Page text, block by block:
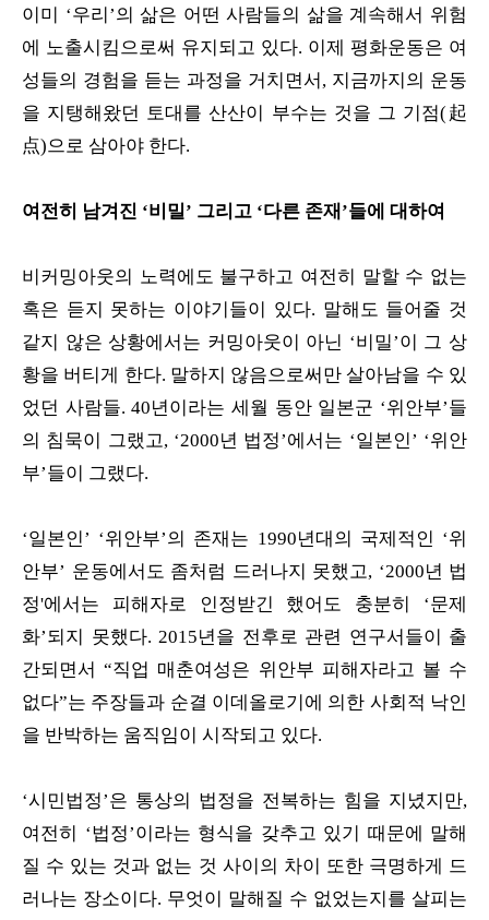
이미 ‘우리’의 삶은 어떤 사람들의 삶을 계속해서 위험
에 노출시킴으로써 유지되고 있다. 이제 평화운동은 여
성들의 경험을 듣는 과정을 거치면서, 지금까지의 운동
을 지탱해왔던 토대를 산산이 부수는 것을 그 기점(起
点)으로 삼아야 한다.
여전히 남겨진 ‘비밀’ 그리고 ‘다른 존재’들에 대하여
비커밍아웃의 노력에도 불구하고 여전히 말할 수 없는
혹은 듣지 못하는 이야기들이 있다. 말해도 들어줄 것
같지 않은 상황에서는 커밍아웃이 아닌 ‘비밀’이 그 상
황을 버티게 한다. 말하지 않음으로써만 살아남을 수 있
었던 사람들. 40년이라는 세월 동안 일본군 ‘위안부’들
의 침묵이 그랬고, ‘2000년 법정’에서는 ‘일본인’ ‘위안
부’들이 그랬다.
‘일본인’ ‘위안부’의 존재는 1990년대의 국제적인 ‘위
안부’ 운동에서도 좀처럼 드러나지 못했고, ‘2000년 법
정'에서는 피해자로 인정받긴 했어도 충분히 ‘문제
화’되지 못했다. 2015년을 전후로 관련 연구서들이 출
간되면서 “직업 매춘여성은 위안부 피해자라고 볼 수
없다”는 주장들과 순결 이데올로기에 의한 사회적 낙인
을 반박하는 움직임이 시작되고 있다.
‘시민법정’은 통상의 법정을 전복하는 힘을 지녔지만,
여전히 ‘법정’이라는 형식을 갖추고 있기 때문에 말해
질 수 있는 것과 없는 것 사이의 차이 또한 극명하게 드
러나는 장소이다. 무엇이 말해질 수 없었는지를 살피는